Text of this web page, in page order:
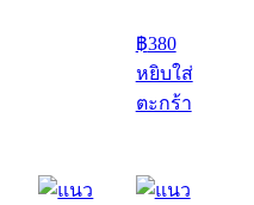
฿380
หยิบใส่
ตะกร้า